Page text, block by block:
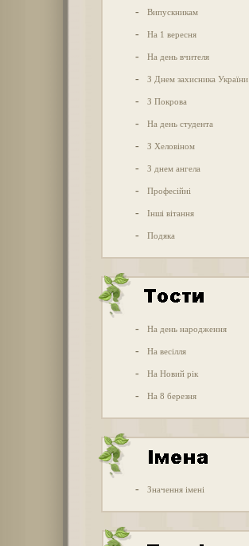
- Випускникам
- На 1 вересня
- На день вчителя
- З Днем захисника України
- З Покрова
- На день студента
- З Хеловіном
- З днем ангела
- Професійні
- Інші вітання
- Подяка
- На день народження
- На весілля
- На Новий рік
- На 8 березня
- Значення імені